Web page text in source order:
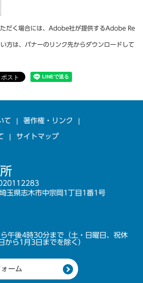
だく場合には、Adobe社が提供するAdobe Re
方は、バナーのリンク先からダウンロードして
て 著作権・リンク
サイトマップ
県志木市中宗岡1丁目1番1号
午後4時30分まで（土・日曜日、祝休
から1月3日までを除く）
ーム